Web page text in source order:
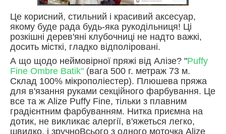
Це корисний, стильний і красивий аксесуар,
якому буде рада будь-яка рукодільниця! Ці
розкішні дерев'яні клубочниці не надто важкі,
досить місткі, гладко відполіровані.
А що щодо неймовірної пряжі від Алізе? "Puffy
Fine Ombre Batik" (вага 500 г. метраж 73 м.
Склад 100% мікрополіестер). Плюшева пряжа
для в'язання руками секційного фарбування. Це
все та ж Alize Puffy Fine, тільки з плавним
градієнтним фарбуванням. Нитка приємна на
дотик, не викликає алергії, в'яжеться легко,
швидко, і зручноВсього з одного моточка Alize